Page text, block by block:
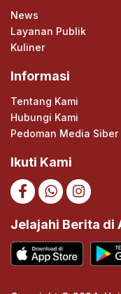
News
Layanan Publik
Kuliner
Informasi
Tentang Kami
Hubungi Kami
Pedoman Media Siber
Ikuti Kami
Jelajahi Berita di